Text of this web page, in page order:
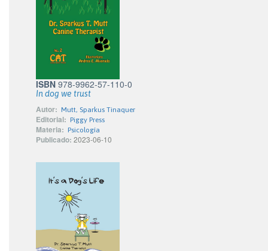
ISBN 978-9962-57-110-0
In dog we trust
Autor: Mutt, Sparkus Tinaquer
Editorial: Piggy Press
Materia: Psicología
Publicado: 2023-06-10